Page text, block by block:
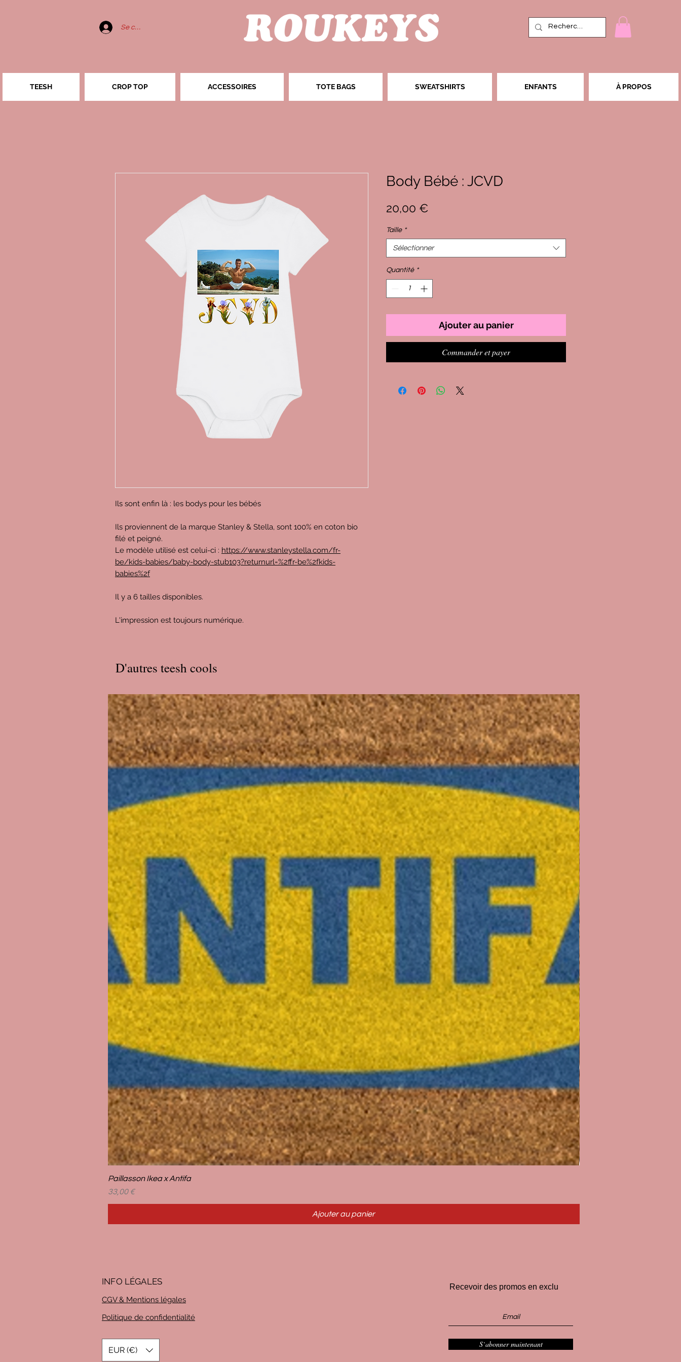
Se connecter
TEESH CROP TOP ACCESSOIRES TOTE BAGS SWEATSHIRTS ENFANTS À PROPOS
Ils sont enfin là : les bodys pour les bébés
Ils proviennent de la marque Stanley & Stella, sont 100% en coton bio
filé et peigné.
Le modèle utilisé est celui-ci : https://www.stanleystella.com/fr-
be/kids-babies/baby-body-stub103?returnurl=%2ffr-be%2fkids-
babies%2f
Il y a 6 tailles disponibles.
L'impression est toujours numérique.
Body Bébé : JCVD
20,00 €
Taille *
Sélectionner
Quantité *
Ajouter au panier
Commander et payer
D'autres teesh cools
Paillasson Ikea x Antifa
Prix
33,00 €
Ajouter au panier
INFO LÉGALES
CGV & Mentions légales
Politique de confidentialité
EUR (€)
Recevoir des promos en exclu
S`abonner maintenant